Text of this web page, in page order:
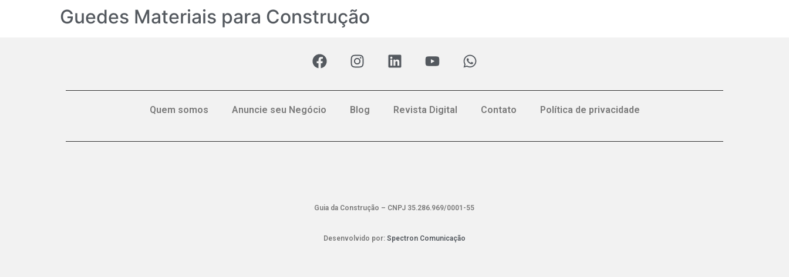
Guedes Materiais para Construção
Quem somos Anuncie seu Negócio Blog Revista Digital Contato Política de privacidade
Guia da Construção – CNPJ 35.286.969/0001-55
Desenvolvido por: Spectron Comunicação